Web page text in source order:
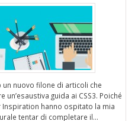
un nuovo filone di articoli che
guida ai CSS3. Poiché
hanno ospitato la mia
tentar di completare il...